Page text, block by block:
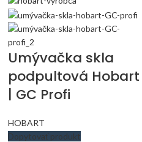
Umývačka skla
podpultová Hobart
| GC Profi
HOBART
Dopytovať produkt